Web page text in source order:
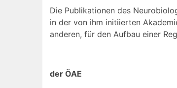
Die Publikationen des
in der von ihm initiierten
anderen, für den Aufbau einer
der ÖAE